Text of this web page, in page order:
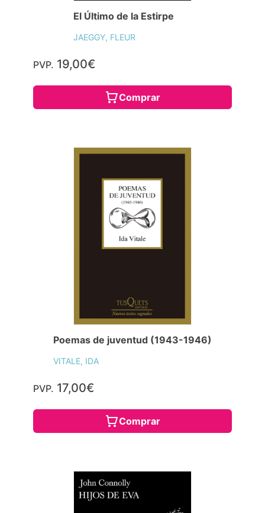
El Último de la Estirpe
JAEGGY, FLEUR
PVP. 19,00€
Comprar
Poemas de juventud (1943-1946)
VITALE, IDA
PVP. 17,00€
Comprar